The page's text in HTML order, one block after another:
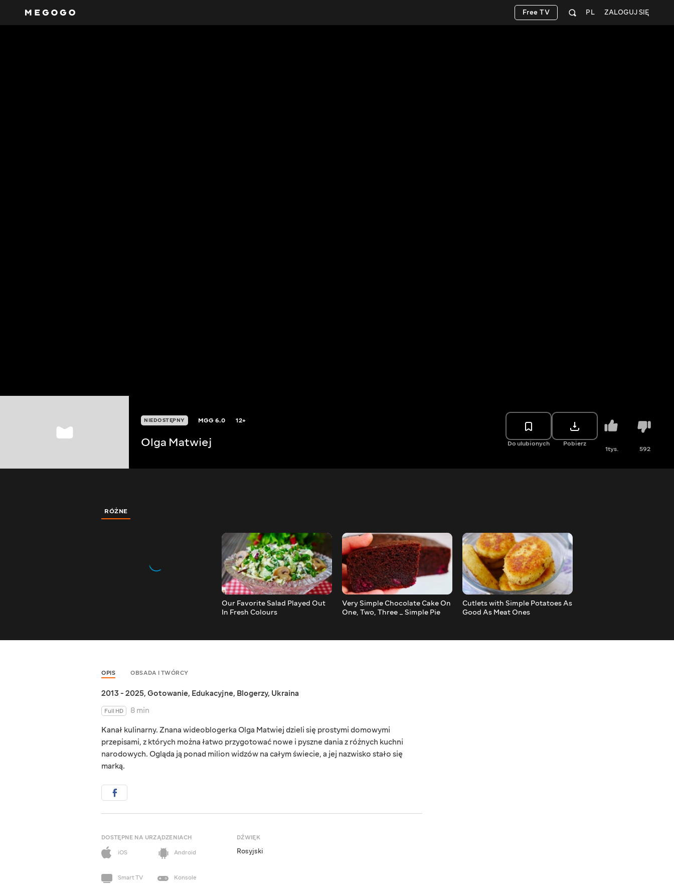
ZALOGUJ SIĘ
PL
Free TV
NIEDOSTĘPNY MGG6.0 12+
Olga Matwiej Do ulubionych Pobierz
1tys. 592
RÓŻNE
Our Favorite Salad Played Out
In Fresh Colours
Very Simple Chocolate Cake On
One, Two, Three _ Simple Pie
Cutlets with Simple Potatoes As
Good As Meat Ones
OPIS OBSADA I TWÓRCY
2013 - 2025, Gotowanie, Edukacyjne, Blogerzy, Ukraina
Full HD
8 min
Kanał kulinarny. Znana wideoblogerka Olga Matwiej dzieli się prostymi domowymi
przepisami, z których można łatwo przygotować nowe i pyszne dania z różnych kuchni
narodowych. Ogląda ją ponad milion widzów na całym świecie, a jej nazwisko stało się
marką.
DOSTĘPNE NA URZĄDZENIACH
iOS
Android
Smart TV Konsole
DŹWIĘK
Rosyjski